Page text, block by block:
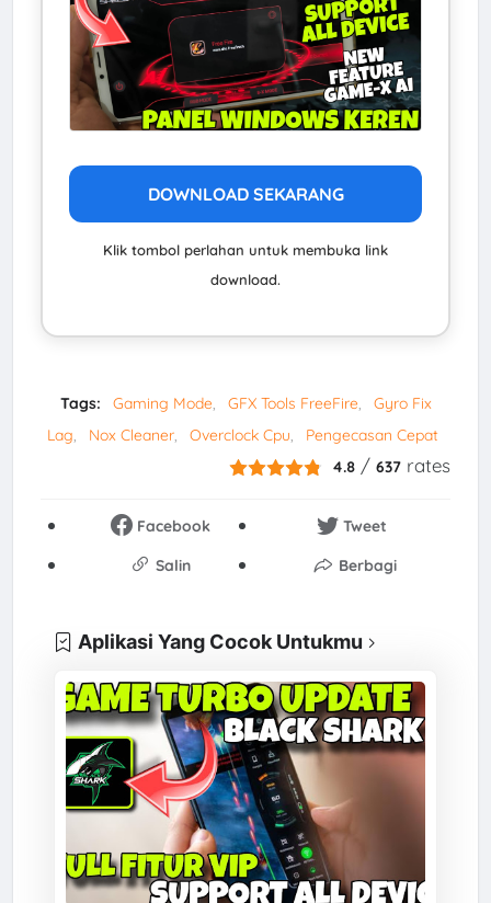
DOWNLOAD SEKARANG
Klik tombol perlahan untuk membuka link
download.
Tags: Gaming Mode GFX Tools FreeFire
Gyro Fix
Lag
Nox Cleaner Overclock Cpu
Pengecasan Cepat
4.8 /637 rates
Facebook
Tweet
Salin
Berbagi
Aplikasi Yang Cocok Untukmu